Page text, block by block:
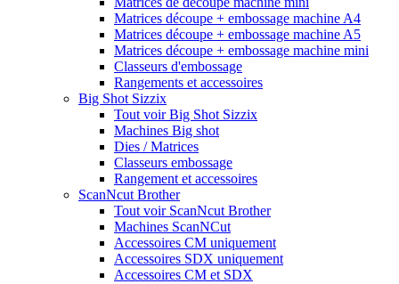
Matrices découpe + embossage machine A4
Matrices découpe + embossage machine A5
Matrices découpe + embossage machine mini
Classeurs d'embossage
Rangements et accessoires
Big Shot Sizzix
Tout voir Big Shot Sizzix
Machines Big shot
Dies / Matrices
Classeurs embossage
Rangement et accessoires
ScanNcut Brother
Tout voir ScanNcut Brother
Machines ScanNCut
Accessoires CM uniquement
Accessoires SDX uniquement
Accessoires CM et SDX